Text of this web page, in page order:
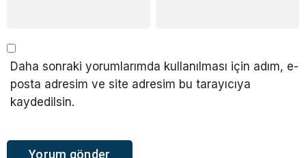
Daha sonraki yorumlarımda kullanılması için adım, e-
posta adresim ve site adresim bu tarayıcıya
kaydedilsin.